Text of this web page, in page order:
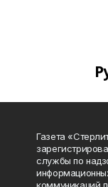
Газета
службы по